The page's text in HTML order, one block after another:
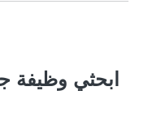
ابحثي